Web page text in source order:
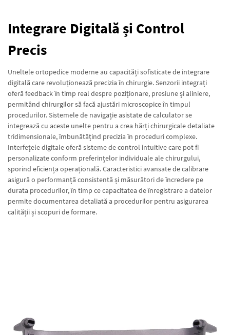
Integrare Digitală și Control
Precis
Uneltele ortopedice moderne au capacități sofisticate de integrare
digitală care revoluționează precizia în chirurgie. Senzorii integrați
oferă feedback în timp real despre poziționare, presiune și aliniere,
permitând chirurgilor să facă ajustări microscopice în timpul
procedurilor. Sistemele de navigație asistate de calculator se
integrează cu aceste unelte pentru a crea hărți chirurgicale detaliate
tridimensionale, îmbunătățind precizia în proceduri complexe.
Interfețele digitale oferă sisteme de control intuitive care pot fi
personalizate conform preferințelor individuale ale chirurgului,
sporind eficiența operațională. Caracteristici avansate de calibrare
asigură o performanță consistentă și măsurători de încredere pe
durata procedurilor, în timp ce capacitatea de înregistrare a datelor
permite documentarea detaliată a procedurilor pentru asigurarea
calității și scopuri de formare.